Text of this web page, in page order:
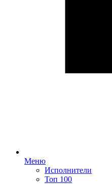
Меню
Исполнители
Топ 100